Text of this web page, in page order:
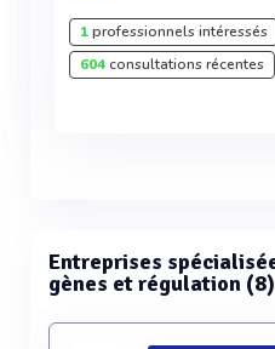
1professionnels intéressés
604consultations récentes
Entreprises
gènes et régulation (8)